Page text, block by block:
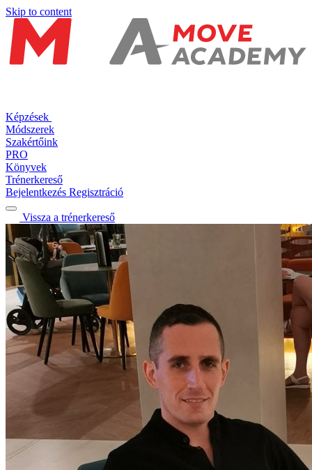
Skip to content
Képzések
Módszerek
Szakértőink
PRO
Könyvek
Trénerkereső
Bejelentkezés Regisztráció
Vissza a trénerkereső